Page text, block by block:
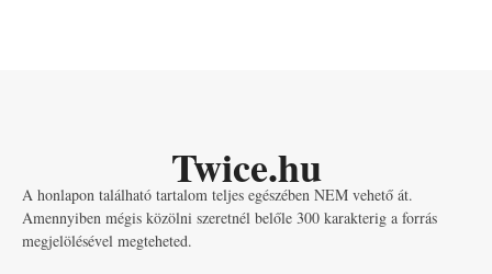
Twice.hu
A honlapon található tartalom teljes egészében NEM vehető át.
Amennyiben mégis közölni szeretnél belőle 300 karakterig a forrás
megjelölésével megteheted.